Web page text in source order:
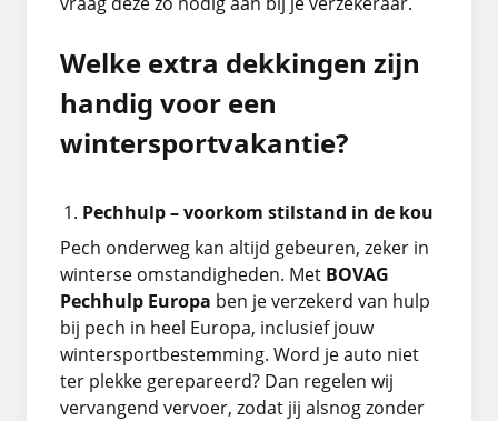
Welke extra dekkingen zijn
handig voor een
wintersportvakantie?
Pechhulp – voorkom stilstand in de kou
Pech onderweg kan altijd gebeuren, zeker in
winterse omstandigheden. Met BOVAG
Pechhulp Europa ben je verzekerd van hulp
bij pech in heel Europa, inclusief jouw
wintersportbestemming. Word je auto niet
ter plekke gerepareerd? Dan regelen wij
vervangend vervoer, zodat jij alsnog zonder